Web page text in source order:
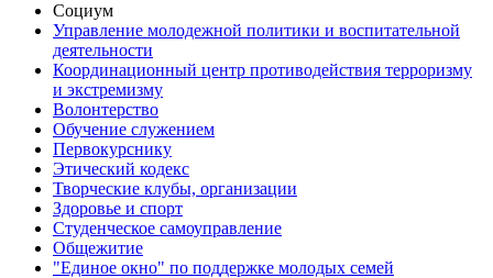
Социум
Управление молодежной политики и воспитательной
деятельности
Координационный центр противодействия терроризму
и экстремизму
Волонтерство
Обучение служением
Первокурснику
Этический кодекс
Творческие клубы, организации
Здоровье и спорт
Студенческое самоуправление
Общежитие
"Единое окно" по поддержке молодых семей